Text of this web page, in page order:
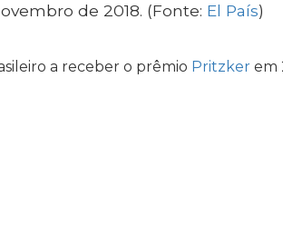
de 2018. (Fonte: El País)
a receber o prêmio Pritzker em